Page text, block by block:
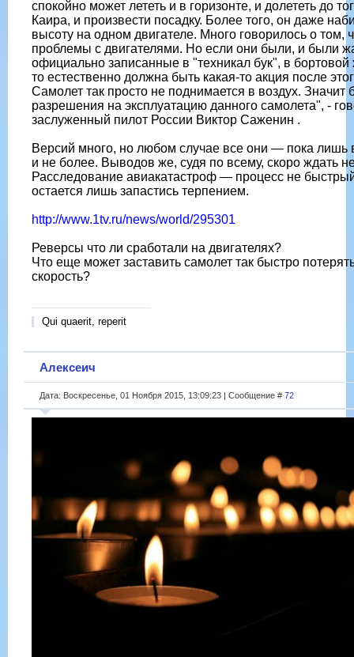
спокойно может лететь и в горизонте, и долететь до
Каира, и произвести посадку. Более того, он даже
высоту на одном двигателе. Много говорилось о том,
проблемы с двигателями. Но если они были, и были
официально записанные в "техникал бук", в бортовой
то естественно должна быть какая-то акция после
Самолет так просто не поднимается в воздух. Значит
разрешения на эксплуатацию данного самолета", -
заслуженный пилот России Виктор Саженин .
Версий много, но любом случае все они — пока лишь
и не более. Выводов же, судя по всему, скоро ждать не
Расследование авиакатастроф — процесс не
остается лишь запастись терпением.
http://www.1tv.ru/news/world/295301
Реверсы что ли сработали на двигателях?
Что еще может заставить самолет так быстро
скорость?
Qui quaerit, reperit
Алексеич
Дата: Воскресенье, 01 Ноября 2015, 13:09:23 | Сообщение # 72